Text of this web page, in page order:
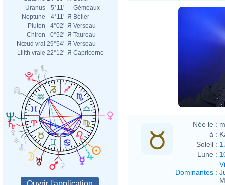
Uranus
5°11'
Gémeaux
Neptune
4°11' Я Bélier
Pluton
4°02' Я Verseau
Chiron
0°52' Я Taureau
Nœud vrai 29°54' Я Verseau
Lilith vraie 22°12' Я Capricorne
Née le :
à :
Soleil :
Lune :
Dominantes :